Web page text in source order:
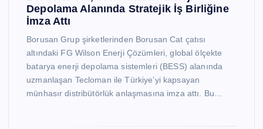
Depolama Alanında Stratejik İş Birliğine
İmza Attı
Borusan Grup şirketlerinden Borusan Cat çatısı
altındaki FG Wilson Enerji Çözümleri, global ölçekte
batarya enerji depolama sistemleri (BESS) alanında
uzmanlaşan Tecloman ile Türkiye’yi kapsayan
münhasır distribütörlük anlaşmasına imza attı. Bu…